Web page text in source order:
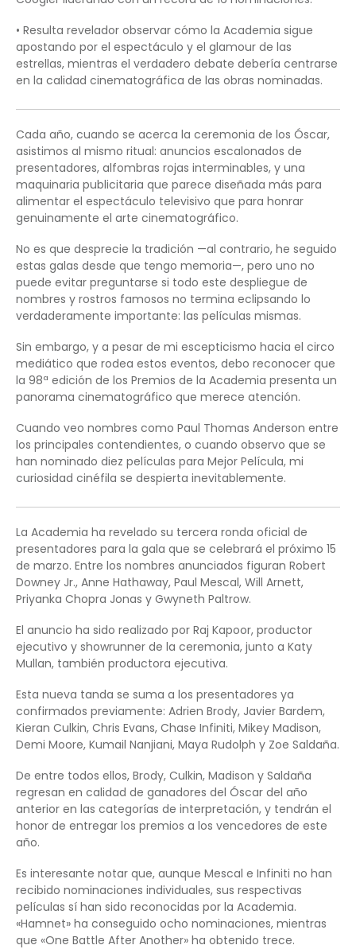
• Resulta revelador observar cómo la Academia sigue
apostando por el espectáculo y el glamour de las
estrellas, mientras el verdadero debate debería centrarse
en la calidad cinematográfica de las obras nominadas.
Cada año, cuando se acerca la ceremonia de los Óscar,
asistimos al mismo ritual: anuncios escalonados de
presentadores, alfombras rojas interminables, y una
maquinaria publicitaria que parece diseñada más para
alimentar el espectáculo televisivo que para honrar
genuinamente el arte cinematográfico.
No es que desprecie la tradición —al contrario, he seguido
estas galas desde que tengo memoria—, pero uno no
puede evitar preguntarse si todo este despliegue de
nombres y rostros famosos no termina eclipsando lo
verdaderamente importante: las películas mismas.
Sin embargo, y a pesar de mi escepticismo hacia el circo
mediático que rodea estos eventos, debo reconocer que
la 98ª edición de los Premios de la Academia presenta un
panorama cinematográfico que merece atención.
Cuando veo nombres como Paul Thomas Anderson entre
los principales contendientes, o cuando observo que se
han nominado diez películas para Mejor Película, mi
curiosidad cinéfila se despierta inevitablemente.
La Academia ha revelado su tercera ronda oficial de
presentadores para la gala que se celebrará el próximo 15
de marzo. Entre los nombres anunciados figuran Robert
Downey Jr., Anne Hathaway, Paul Mescal, Will Arnett,
Priyanka Chopra Jonas y Gwyneth Paltrow.
El anuncio ha sido realizado por Raj Kapoor, productor
ejecutivo y showrunner de la ceremonia, junto a Katy
Mullan, también productora ejecutiva.
Esta nueva tanda se suma a los presentadores ya
confirmados previamente: Adrien Brody, Javier Bardem,
Kieran Culkin, Chris Evans, Chase Infiniti, Mikey Madison,
Demi Moore, Kumail Nanjiani, Maya Rudolph y Zoe Saldaña.
De entre todos ellos, Brody, Culkin, Madison y Saldaña
regresan en calidad de ganadores del Óscar del año
anterior en las categorías de interpretación, y tendrán el
honor de entregar los premios a los vencedores de este
año.
Es interesante notar que, aunque Mescal e Infiniti no han
recibido nominaciones individuales, sus respectivas
películas sí han sido reconocidas por la Academia.
«Hamnet» ha conseguido ocho nominaciones, mientras
que «One Battle After Another» ha obtenido trece.